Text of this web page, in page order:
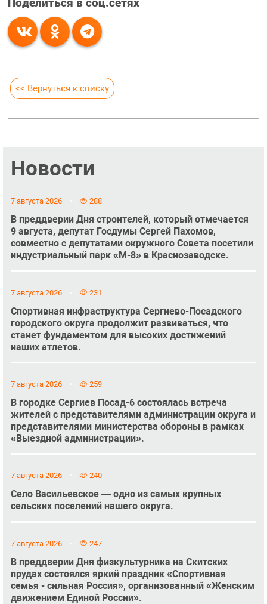
Поделиться в соц.сетях
<< Вернуться к списку
Новости
7 августа 2026 288
В преддверии Дня строителей, который отмечается
9 августа, депутат Госдумы Сергей Пахомов,
совместно с депутатами окружного Совета посетили
индустриальный парк «М-8» в Краснозаводске.
7 августа 2026 231
Спортивная инфраструктура Сергиево-Посадского
городского округа продолжит развиваться, что
станет фундаментом для высоких достижений
наших атлетов.
7 августа 2026 259
В городке Сергиев Посад-6 состоялась встреча
жителей с представителями администрации округа и
представителями министерства обороны в рамках
«Выездной администрации».
7 августа 2026 240
Село Васильевское — одно из самых крупных
сельских поселений нашего округа.
7 августа 2026 247
В преддверии Дня физкультурника на Скитских
прудах состоялся яркий праздник «Спортивная
семья - сильная Россия», организованный «Женским
движением Единой России».